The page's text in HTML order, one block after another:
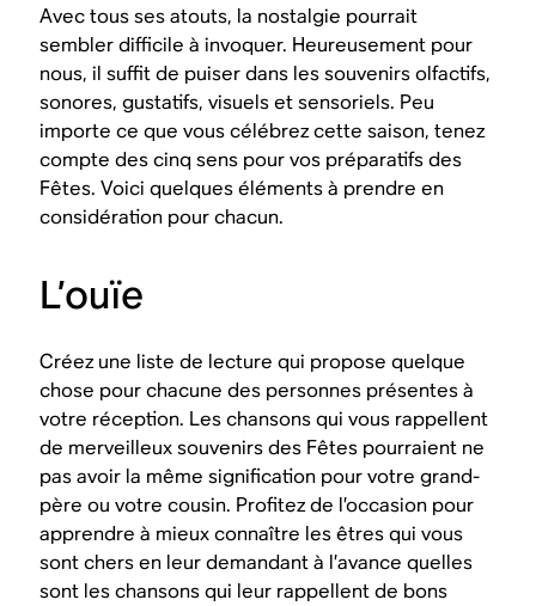
Avec tous ses atouts, la nostalgie pourrait
sembler difficile à invoquer. Heureusement pour
nous, il suffit de puiser dans les souvenirs olfactifs,
sonores, gustatifs, visuels et sensoriels. Peu
importe ce que vous célébrez cette saison, tenez
compte des cinq sens pour vos préparatifs des
Fêtes. Voici quelques éléments à prendre en
considération pour chacun.
L’ouïe
Créez une liste de lecture qui propose quelque
chose pour chacune des personnes présentes à
votre réception. Les chansons qui vous rappellent
de merveilleux souvenirs des Fêtes pourraient ne
pas avoir la même signification pour votre grand-
père ou votre cousin. Profitez de l’occasion pour
apprendre à mieux connaître les êtres qui vous
sont chers en leur demandant à l’avance quelles
sont les chansons qui leur rappellent de bons